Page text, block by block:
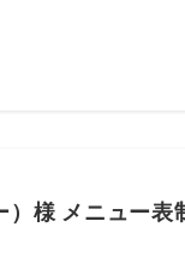
様 メニュー表